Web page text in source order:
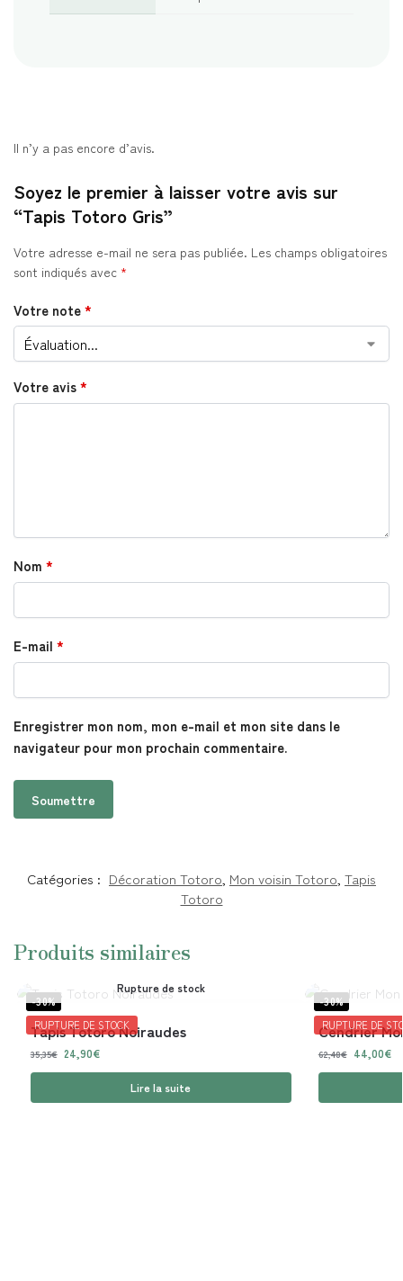
Il n’y a pas encore d’avis.
Soyez le premier à laisser votre avis sur
“Tapis Totoro Gris”
Votre adresse e-mail ne sera pas publiée. Les champs obligatoires
sont indiqués avec *
Votre note*
Votre avis*
Nom *
E-mail *
Enregistrer mon nom, mon e-mail et mon site dans le
navigateur pour mon prochain commentaire.
Catégories : Décoration Totoro, Mon voisin Totoro, Tapis
Totoro
Produits similaires
-30%
RUPTURE DE STOCK
Rupture de stock
Tapis Totoro Noiraudes
35,35€ 24,90€
Lire la suite
-30%
RUPTURE DE
Cendrier
62,48€ 44,00€